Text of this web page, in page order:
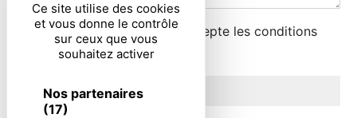
Ce site utilise des cookies
et vous donne le contrôle
sur ceux que vous
souhaitez activer
Nos partenaires
(17)
En cochant cette case, j'accepte les conditions
particulières ci-dessous **